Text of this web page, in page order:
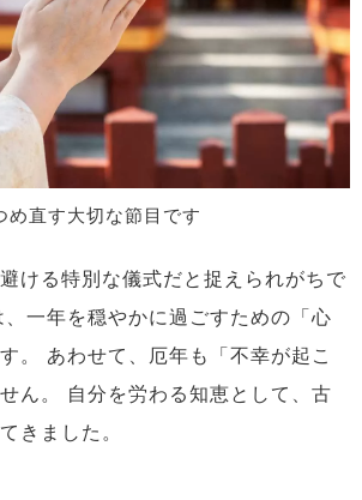
め直す大切な節目です
ける特別な儀式だと捉えられがちで
、一年を穏やかに過ごすための「心
。
あわせて、厄年も「不幸が起こ
ん。
自分を労わる知恵として、古
きました。